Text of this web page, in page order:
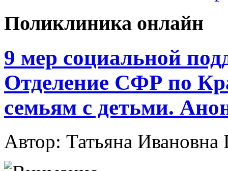
Поликлиника онлайн
9 мер социальной
Отделение СФР по
семьям с детьми.
Автор: Татьяна